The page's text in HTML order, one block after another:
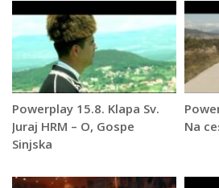
Powerplay 15.8. Klapa Sv.
Juraj HRM – O, Gospe
Sinjska
Na